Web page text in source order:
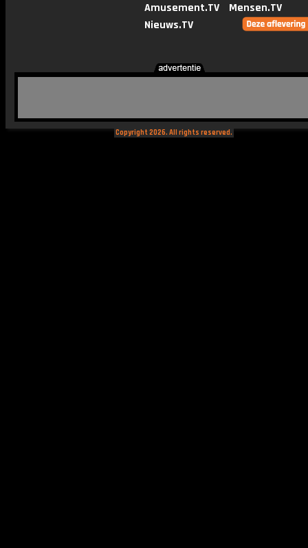
Amusement.TV
Mensen.TV
Nieuws.TV
Copyright 2026. All rights reserved.